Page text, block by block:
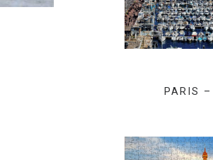
PARIS